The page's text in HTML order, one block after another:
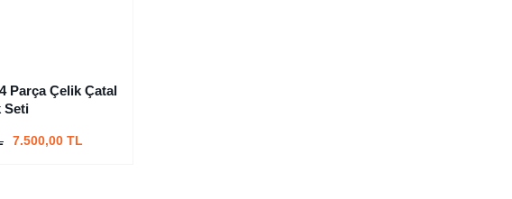
Parça Çelik Çatal
Seti
7.500,00 TL